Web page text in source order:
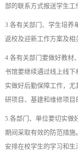
部的联系方式报送学生工
3.各有关部门、学生培养
返校及迎新工作方案及相
4.各有关部门要做好教材
书馆要继续通过线上线
实做好后勤保障工作，
研项目、基建和维修项目
5.各部门、单位要切实做
期间采取有效的防范措
安排在校学生的学习和